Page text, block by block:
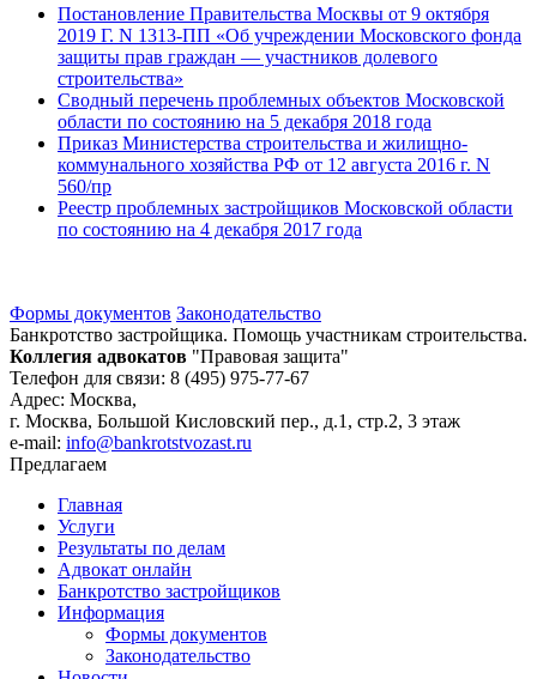
Постановление Правительства Москвы от 9 октября
2019 Г. N 1313-ПП «Об учреждении Московского фонда
защиты прав граждан — участников долевого
строительства»
Сводный перечень проблемных объектов Московской
области по состоянию на 5 декабря 2018 года
Приказ Министерства строительства и жилищно-
коммунального хозяйства РФ от 12 августа 2016 г. N
560/пр
Реестр проблемных застройщиков Московской области
по состоянию на 4 декабря 2017 года
Формы документов Законодательство
Банкротство застройщика. Помощь участникам строительства.
Коллегия адвокатов "Правовая защита"
Телефон для связи: 8 (495) 975-77-67
Адрес: Москва,
г. Москва, Большой Кисловский пер., д.1, стр.2, 3 этаж
e-mail: info@bankrotstvozast.ru
Предлагаем
Главная
Услуги
Результаты по делам
Адвокат онлайн
Банкротство застройщиков
Информация
Формы документов
Законодательство